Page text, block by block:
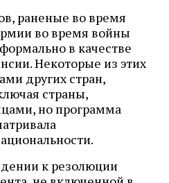
раненые во время
во время войны
в качестве
Некоторые из этих
других стран,
страны,
но программа
к резолюции